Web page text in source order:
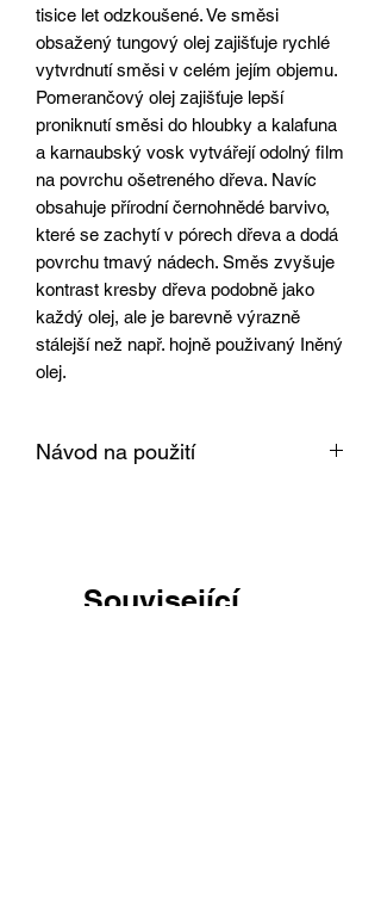
tisice let odzkoušené. Ve směsi
obsažený tungový olej zajišťuje rychlé
vytvrdnutí směsi v celém jejím objemu.
Pomerančový olej zajišťuje lepší
proniknutí směsi do hloubky a kalafuna
a karnaubský vosk vytvářejí odolný film
na povrchu ošetreného dřeva. Navíc
obsahuje přírodní černohnědé barvivo,
které se zachytí v pórech dřeva a dodá
povrchu tmavý nádech. Směs zvyšuje
kontrast kresby dřeva podobně jako
každý olej, ale je barevně výrazně
stálejší než např. hojně použivaný Iněný
olej.
Návod na použití
Související